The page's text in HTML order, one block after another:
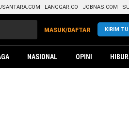
LANGGAR.CO JOBNAS.COM
KIRIM
MASUK/DAFTAR
NASIONAL OPINI